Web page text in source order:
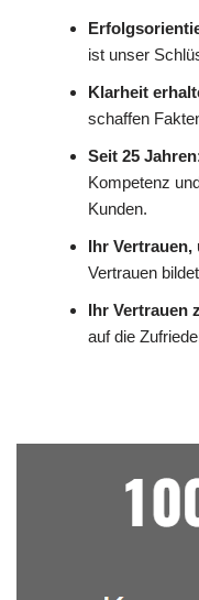
ist unser
Klarheit
schaffen
Seit 25 Jahren
Kompetenz
Kunden.
Ihr Vertrauen,
Vertrauen
Ihr Vertrauen
auf die